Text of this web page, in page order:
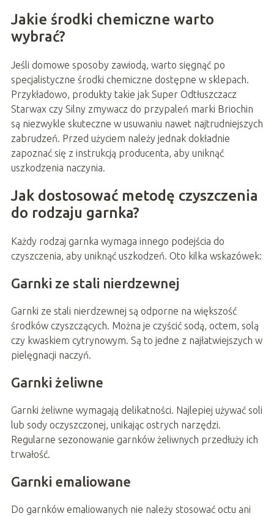
Jakie środki chemiczne warto
wybrać?
Jeśli domowe sposoby zawiodą, warto sięgnąć po
specjalistyczne środki chemiczne dostępne w sklepach.
Przykładowo, produkty takie jak Super Odtłuszczacz
Starwax czy Silny zmywacz do przypaleń marki Briochin
są niezwykle skuteczne w usuwaniu nawet najtrudniejszych
zabrudzeń. Przed użyciem należy jednak dokładnie
zapoznać się z instrukcją producenta, aby uniknąć
uszkodzenia naczynia.
Jak dostosować metodę czyszczenia
do rodzaju garnka?
Każdy rodzaj garnka wymaga innego podejścia do
czyszczenia, aby uniknąć uszkodzeń. Oto kilka wskazówek:
Garnki ze stali nierdzewnej
Garnki ze stali nierdzewnej są odporne na większość
środków czyszczących. Można je czyścić sodą, octem, solą
czy kwaskiem cytrynowym. Są to jedne z najłatwiejszych w
pielęgnacji naczyń.
Garnki żeliwne
Garnki żeliwne wymagają delikatności. Najlepiej używać soli
lub sody oczyszczonej, unikając ostrych narzędzi.
Regularne sezonowanie garnków żeliwnych przedłuży ich
trwałość.
Garnki emaliowane
Do garnków emaliowanych nie należy stosować octu ani